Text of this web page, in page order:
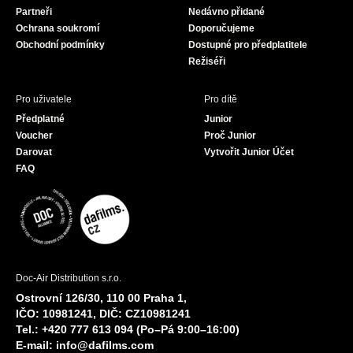
Partneři
Ochrana soukromí
Obchodní podmínky
Nedávno přidané
Doporučujeme
Dostupné pro předplatitele
Režiséři
Pro uživatele
Předplatné
Voucher
Darovat
FAQ
Pro dítě
Junior
Proč Junior
Vytvořit Junior Účet
Doc-Air Distribution s.r.o.
Ostrovní 126/30, 110 00 Praha 1,
IČO: 10981241, DIČ: CZ10981241
Tel.: +420 777 613 094 (Po–Pá 9:00–16:00)
E-mail: info@dafilms.com